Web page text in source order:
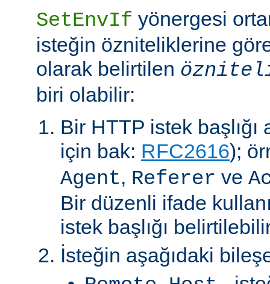
SetEnvIf yönergesi
isteğin özniteliklerine
olarak belirtilen
biri olabilir:
Bir HTTP istek başlığı
için bak: RFC2616);
Agent, Referer ve
Bir düzenli ifade
istek başlığı
İsteğin aşağıdaki